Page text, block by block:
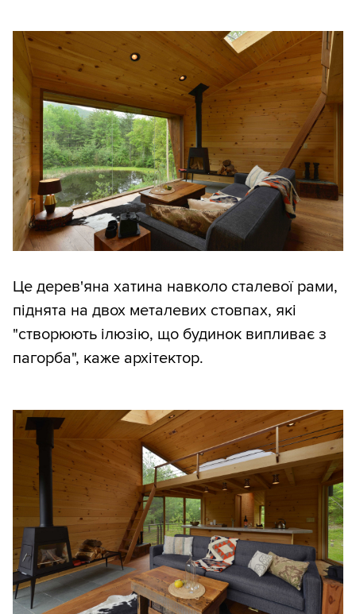
Це дерев'яна хатина навколо сталевої рами,
піднята на двох металевих стовпах, які
"створюють ілюзію, що будинок випливає з
пагорба", каже архітектор.